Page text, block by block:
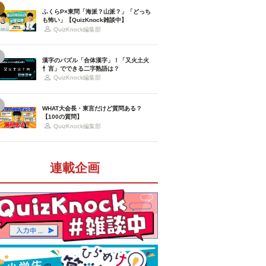
ふくらP×東問「海派？山派？」「どっち
も怖い」【QuizKnock雑談中】
QuizKnock編集部
漢字のパズル「合体漢字」！「又火土火
忄言」でできる二字熟語は？
QuizKnock編集部
WHAT大会長・東言だけど質問ある？
【100の質問】
QuizKnock編集部
連載企画